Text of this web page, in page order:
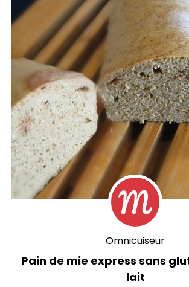
Omnicuiseur
Pain de mie express sans
lait